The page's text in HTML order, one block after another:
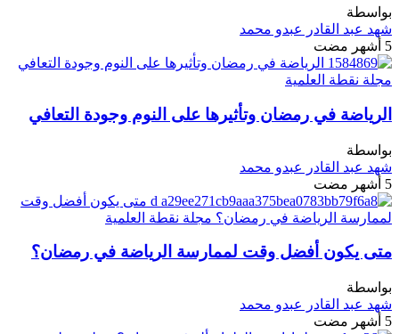
بواسطة
شهد عبد القادر عبدو محمد
5 أشهر مضت
الرياضة في رمضان وتأثيرها على النوم وجودة التعافي
بواسطة
شهد عبد القادر عبدو محمد
5 أشهر مضت
متى يكون أفضل وقت لممارسة الرياضة في رمضان؟
بواسطة
شهد عبد القادر عبدو محمد
5 أشهر مضت